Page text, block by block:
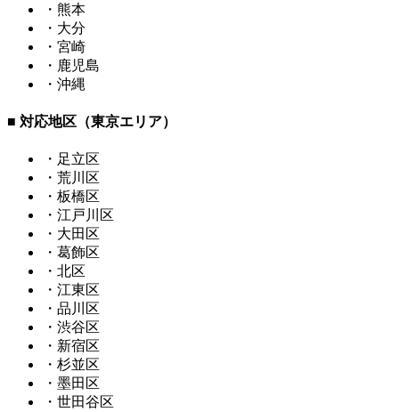
・熊本
・大分
・宮崎
・鹿児島
・沖縄
■ 対応地区（東京エリア）
・足立区
・荒川区
・板橋区
・江戸川区
・大田区
・葛飾区
・北区
・江東区
・品川区
・渋谷区
・新宿区
・杉並区
・墨田区
・世田谷区